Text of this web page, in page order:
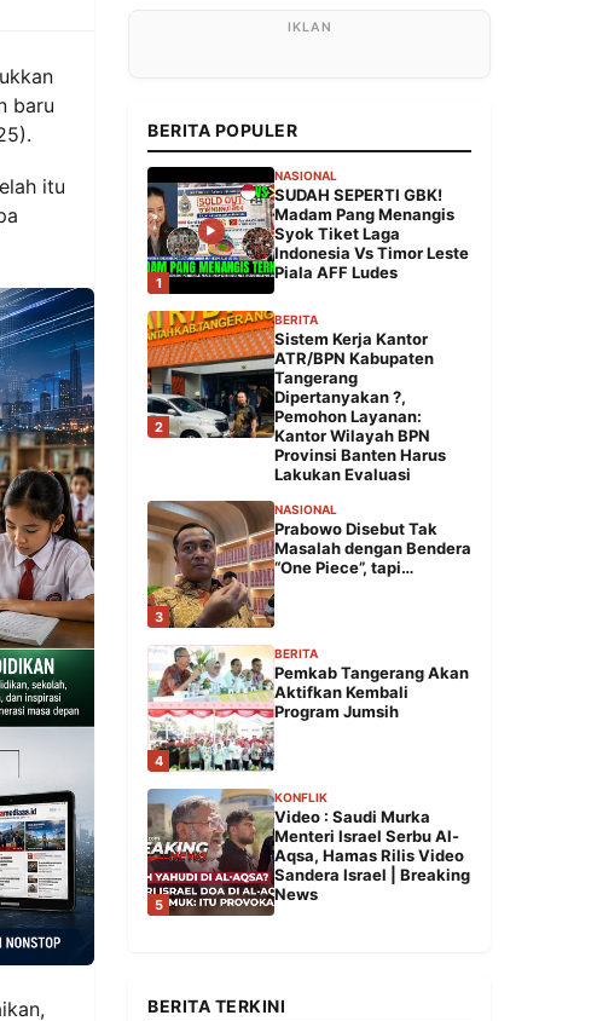
baru
itu
BERITA POPULER
1
NASIONAL
SUDAH SEPERTI GBK!
Madam Pang Menangis
Syok Tiket Laga
Indonesia Vs Timor Leste
Piala AFF Ludes
2
BERITA
Sistem Kerja Kantor
ATR/BPN Kabupaten
Tangerang
Dipertanyakan ?,
Pemohon Layanan:
Kantor Wilayah BPN
Provinsi Banten Harus
Lakukan Evaluasi
3
NASIONAL
Prabowo Disebut Tak
Masalah dengan Bendera
“One Piece”, tapi…
4
BERITA
Pemkab Tangerang Akan
Aktifkan Kembali
Program Jumsih
5
KONFLIK
Video : Saudi Murka
Menteri Israel Serbu Al-
Aqsa, Hamas Rilis Video
Sandera Israel | Breaking
News
BERITA TERKINI